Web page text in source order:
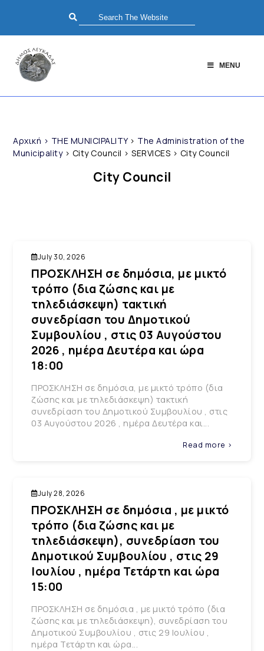
MENU
Αρχική > THE MUNICIPALITY> The Administration of the
Municipality> City Council >SERVICES > City Council
City Council
July 30, 2026
ΠΡΟΣΚΛΗΣΗ σε δημόσια, με μικτό
τρόπο (δια ζώσης και με
τηλεδιάσκεψη) τακτική
συνεδρίαση του Δημοτικού
Συμβουλίου , στις 03 Αυγούστου
2026 , ημέρα Δευτέρα και ώρα
18:00
ΠΡΟΣΚΛΗΣΗ σε δημόσια, με μικτό τρόπο (δια
ζώσης και με τηλεδιάσκεψη) τακτική
συνεδρίαση του Δημοτικού Συμβουλίου , στις
03 Αυγούστου 2026 , ημέρα Δευτέρα και...
Read more >
July 28, 2026
ΠΡΟΣΚΛΗΣΗ σε δημόσια , με μικτό
τρόπο (δια ζώσης και με
τηλεδιάσκεψη), συνεδρίαση του
Δημοτικού Συμβουλίου , στις 29
Ιουλίου , ημέρα Τετάρτη και ώρα
15:00
ΠΡΟΣΚΛΗΣΗ σε δημόσια , με μικτό τρόπο (δια
ζώσης και με τηλεδιάσκεψη), συνεδρίαση του
Δημοτικού Συμβουλίου , στις 29 Ιουλίου ,
ημέρα Τετάρτη και ώρα...